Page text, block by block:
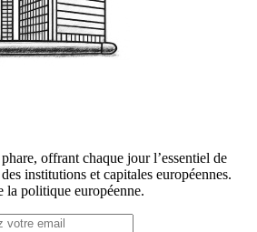
offrant chaque jour l’essentiel de
institutions et capitales européennes.
la politique européenne.